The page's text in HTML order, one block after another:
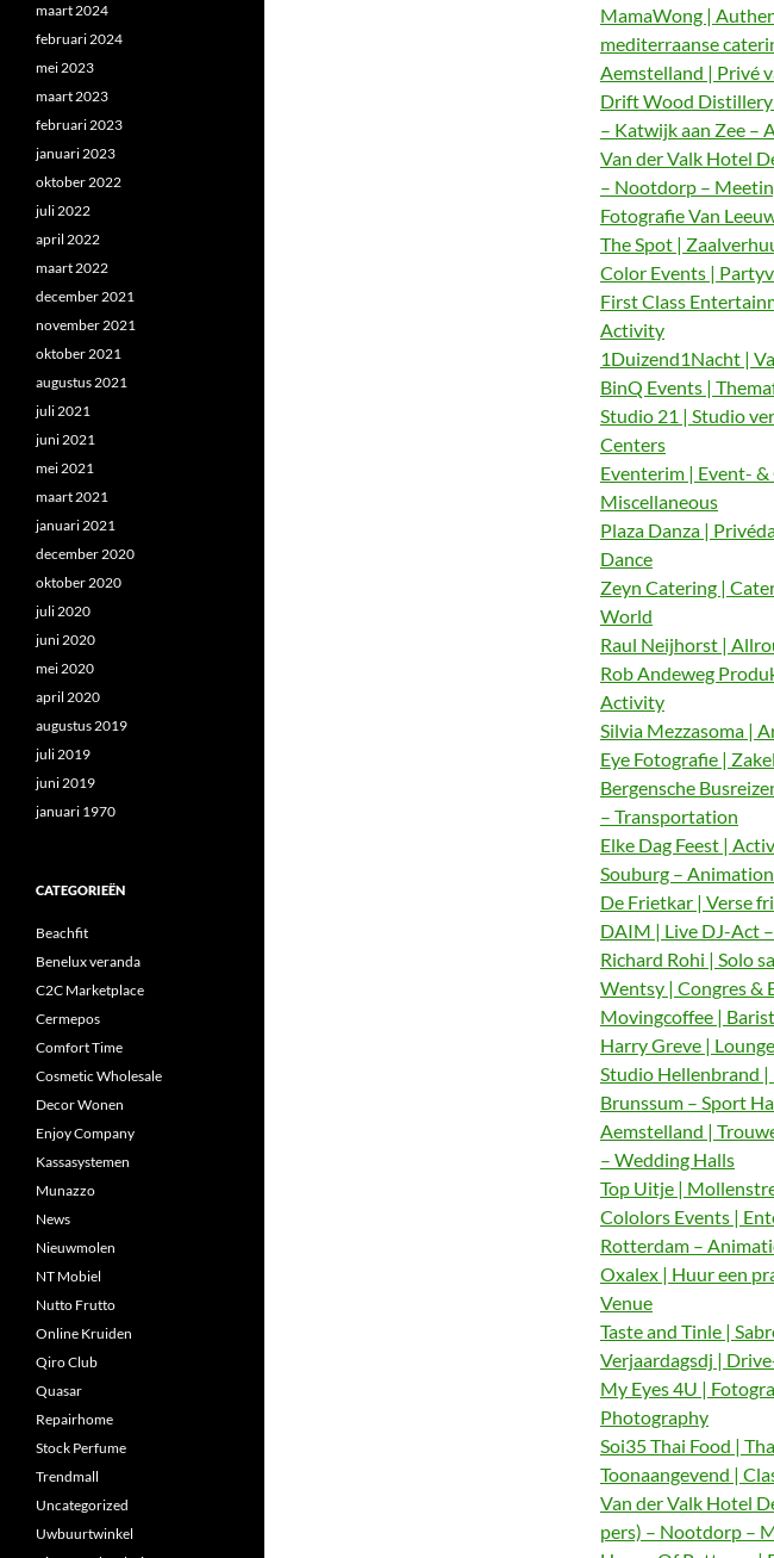
MamaWong |
mediterraanse
Aemstelland | Privé
Drift Wood Distillery
– Katwijk aan Zee –
Van der Valk Hotel
– Nootdorp –
Fotografie Van
The Spot |
Color Events |
First Class
Activity
1Duizend1Nacht |
BinQ Events |
Studio 21 | Studio
Centers
Eventerim | Event-
Miscellaneous
Plaza Danza |
Dance
Zeyn Catering |
World
Raul Neijhorst |
Rob Andeweg
Activity
Silvia Mezzasoma |
Eye Fotografie |
Bergensche
– Transportation
Elke Dag Feest |
Souburg – Animation
De Frietkar | Verse
DAIM | Live DJ-Act
Richard Rohi | Solo
Wentsy | Congres &
Movingcoffee |
Harry Greve |
Studio Hellenbrand |
Brunssum – Sport
Aemstelland |
– Wedding Halls
Top Uitje |
Cololors Events |
Rotterdam –
Oxalex | Huur een
Venue
Taste and Tinle |
Verjaardagsdj |
My Eyes 4U |
Photography
Soi35 Thai Food |
Toonaangevend |
Van der Valk Hotel
pers) – Nootdorp –
maart 2024
februari 2024
mei 2023
maart 2023
februari 2023
januari 2023
oktober 2022
juli 2022
april 2022
maart 2022
december 2021
november 2021
oktober 2021
augustus 2021
juli 2021
juni 2021
mei 2021
maart 2021
januari 2021
december 2020
oktober 2020
juli 2020
juni 2020
mei 2020
april 2020
augustus 2019
juli 2019
juni 2019
januari 1970
CATEGORIEËN
Beachfit
Benelux veranda
C2C Marketplace
Cermepos
Comfort Time
Cosmetic Wholesale
Decor Wonen
Enjoy Company
Kassasystemen
Munazzo
News
Nieuwmolen
NT Mobiel
Nutto Frutto
Online Kruiden
Qiro Club
Quasar
Repairhome
Stock Perfume
Trendmall
Uncategorized
Uwbuurtwinkel